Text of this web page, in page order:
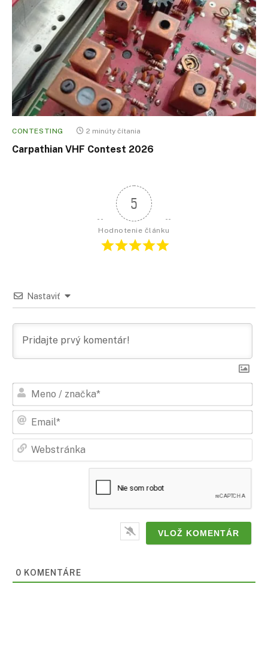
CONTESTING 2 minúty čítania
Carpathian VHF Contest 2026
5
Hodnotenie článku
Nastaviť
0 KOMENTÁRE